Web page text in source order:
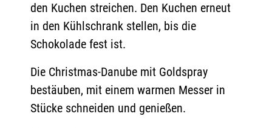
den Kuchen streichen. Den Kuchen erneut
in den Kühlschrank stellen, bis die
Schokolade fest ist.
Die Christmas-Danube mit Goldspray
bestäuben, mit einem warmen Messer in
Stücke schneiden und genießen.